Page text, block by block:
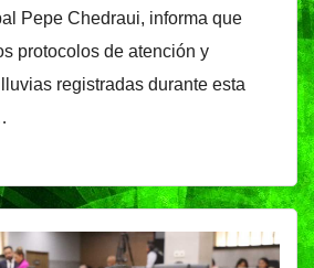
Pepe Chedraui, informa que
protocolos de atención y
registradas durante esta